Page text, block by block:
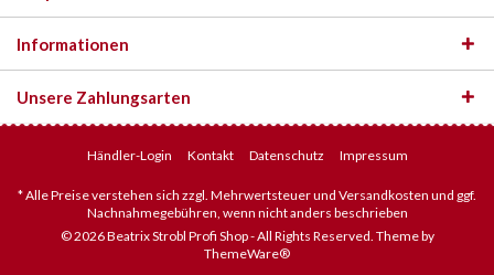
Informationen
Unsere Zahlungsarten
Händler-Login Kontakt Datenschutz Impressum
* Alle Preise verstehen sich zzgl. Mehrwertsteuer und Versandkosten und ggf.
Nachnahmegebühren, wenn nicht anders beschrieben
© 2026 Beatrix Strobl Profi Shop - All Rights Reserved. Theme by
ThemeWare®